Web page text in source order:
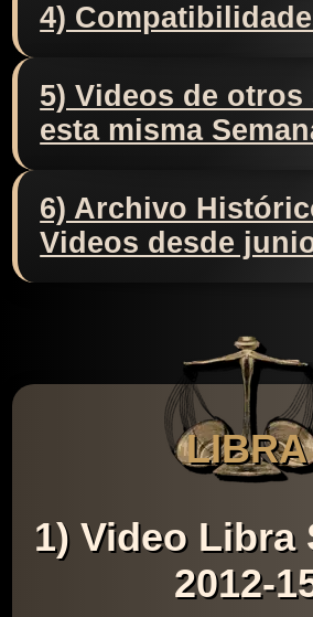
4)
5) Videos de otros
esta misma
6) Archivo
Videos desde
LIBRA
1) Video Libra
2012-